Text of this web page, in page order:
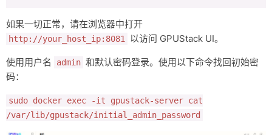
如果一切正常，请在浏览器中打开
http://your_host_ip:8081 以访问 GPUStack UI。
使用用户名 admin 和默认密码登录。使用以下命令找回初始密
码：
sudo docker exec -it gpustack-server cat
/var/lib/gpustack/initial_admin_password